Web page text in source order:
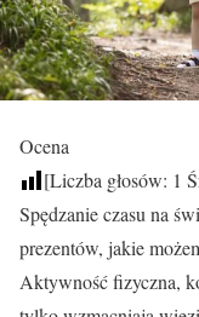
Ocena
[Liczba głosów: 1
Spędzanie czasu na
prezentów, jakie
Aktywność fizyczna,